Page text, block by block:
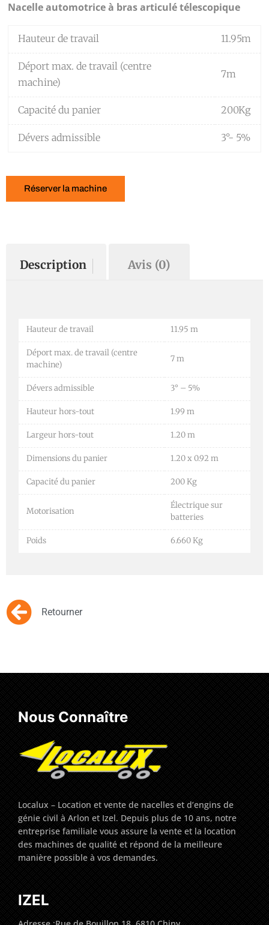
Nacelle automotrice à bras articulé télescopique
Hauteur de travail 11.95m
Déport max. de travail (centre
machine)
7m
Capacité du panier 200Kg
Dévers admissible 3°- 5%
Réserver la machine
Description Avis (0)
Hauteur de travail 11.95 m
Déport max. de travail (centre
machine)
7 m
Dévers admissible 3° – 5%
Hauteur hors-tout 1.99 m
Largeur hors-tout 1.20 m
Dimensions du panier 1.20 x 0.92 m
Capacité du panier 200 Kg
Motorisation
Électrique sur
batteries
Poids 6.660 Kg
Retourner
Nous Connaître
Localux – Location et vente de nacelles et d’engins de
génie civil à Arlon et Izel. Depuis plus de 10 ans, notre
entreprise familiale vous assure la vente et la location
des machines de qualité et répond de la meilleure
manière possible à vos demandes.
IZEL